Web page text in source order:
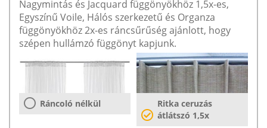
Nagymintás és Jacquard függönyökhöz 1,5x-es,
Egyszínű Voile, Hálós szerkezetű és Organza
függönyökhöz 2x-es ráncsűrűség ajánlott, hogy
szépen hullámzó függönyt kapjunk.
Ráncoló nélkül
Ritka ceruzás
átlátszó 1,5x